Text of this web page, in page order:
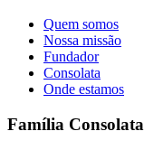
Quem somos
Nossa missão
Fundador
Consolata
Onde estamos
Família Consolata